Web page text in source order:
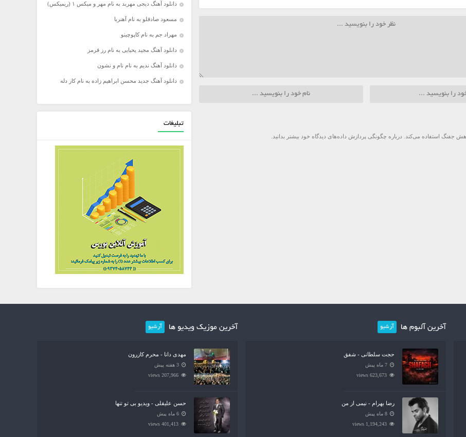
جفنگ استفاده می‌کند. درباره چگونگی پردازش داده‌های دیدگاه خود بیشتر بدانید.
دانلود آهنگ دیجی مهربد به نام مهر و میکس ۱ (ریمیکس)
مسعود صادقلو به نام آهنربا
مهراد جم به نام کاپوچینو
دانلود آهنگ مجید یحیایی به نام رز قرمز
دانلود آهنگ ندیم به نام نام و نشون
دانلود آهنگ جدید محسن ابراهیم زاده به نام کار دله
تبلیغات
آخرین آلبوم ها آرشیو
حجت سلطانی - شفق
7 ماه پیش
623,673 views
رضا بهرام - نیمی از من
8 ماه پیش
1,194,243 views
آخرین موزیک ویدیو ها آرشیو
مهدی دانا - محرم کازرون
3 هفته پیش
207,966 views
حسن علیقلی - ویدیو بی تو تنها
6 ماه پیش
401,413 views